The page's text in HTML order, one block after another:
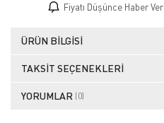
Fiyatı Düşünce Haber Ver
ÜRÜN BILGISI
TAKSIT SEÇENEKLERI
YORUMLAR (0)